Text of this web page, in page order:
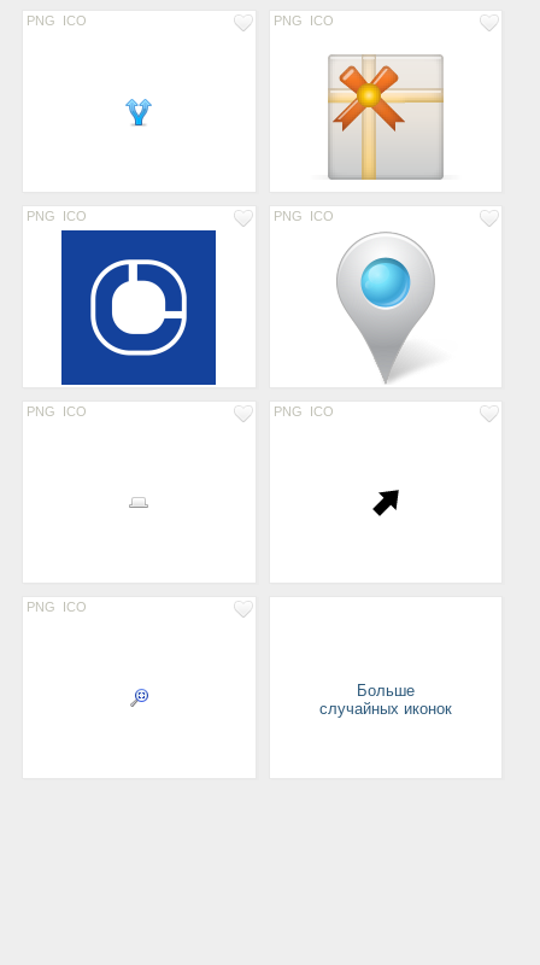
PNG ICO PNG ICO
PNG ICO PNG ICO
PNG ICO PNG ICO
PNG ICO
Больше
случайных иконок